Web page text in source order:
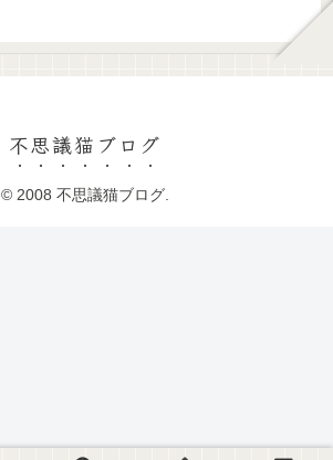
不思議猫ブログ
© 2008 不思議猫ブログ.